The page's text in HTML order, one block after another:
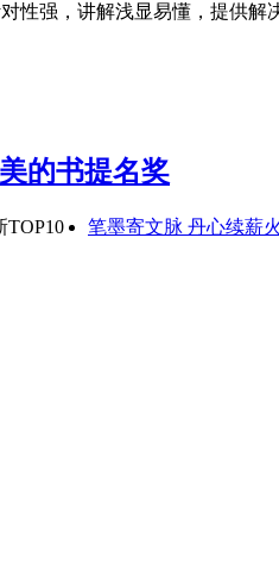
强，讲解浅显易懂，提供
的书提名奖
TOP10
笔墨寄文脉 丹心续薪